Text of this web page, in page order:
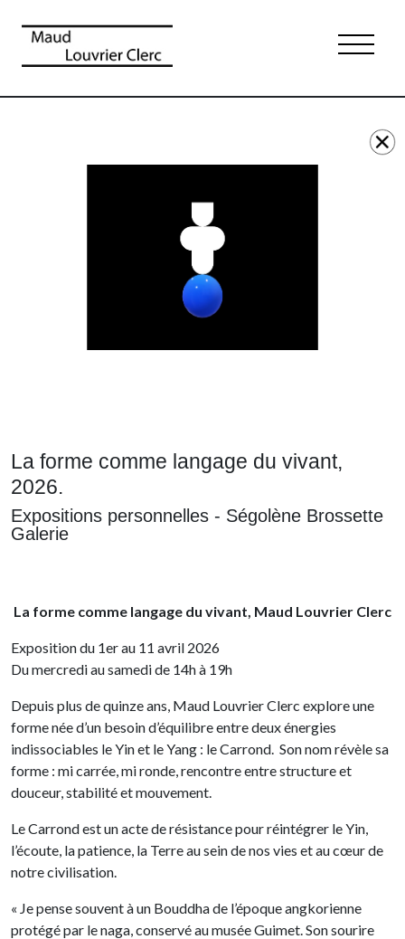
La forme comme langage du vivant,
2026.
Expositions personnelles - Ségolène Brossette
Galerie
La forme comme langage du vivant, Maud Louvrier Clerc
Exposition du 1er au 11 avril 2026
Du mercredi au samedi de 14h à 19h
Depuis plus de quinze ans, Maud Louvrier Clerc explore une
forme née d’un besoin d’équilibre entre deux énergies
indissociables le Yin et le Yang : le Carrond. Son nom révèle sa
forme : mi carrée, mi ronde, rencontre entre structure et
douceur, stabilité et mouvement.
Le Carrond est un acte de résistance pour réintégrer le Yin,
l’écoute, la patience, la Terre au sein de nos vies et au cœur de
notre civilisation.
« Je pense souvent à un Bouddha de l’époque angkorienne
protégé par le naga, conservé au musée Guimet. Son sourire